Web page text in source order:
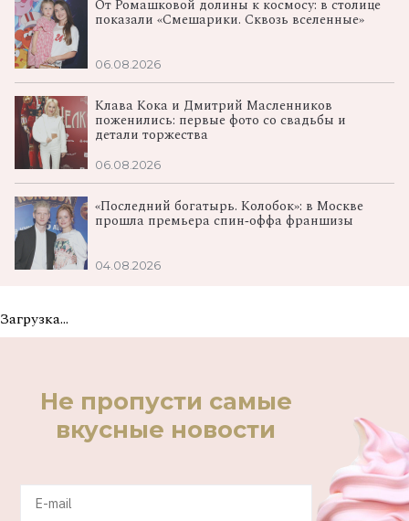
От Ромашковой долины к космосу: в столице
показали «Смешарики. Сквозь вселенные»
06.08.2026
Клава Кока и Дмитрий Масленников
поженились: первые фото со свадьбы и
детали торжества
06.08.2026
«Последний богатырь. Колобок»: в Москве
прошла премьера спин‑оффа франшизы
04.08.2026
Загрузка...
Не пропусти самые
вкусные новости